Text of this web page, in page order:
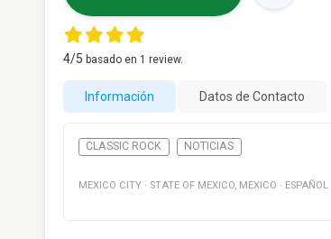
4/5 basado en 1 review.
Información Datos de Contacto
CLASSIC ROCK NOTICIAS
MEXICO CITY · STATE OF MEXICO, MEXICO · ESPAÑOL